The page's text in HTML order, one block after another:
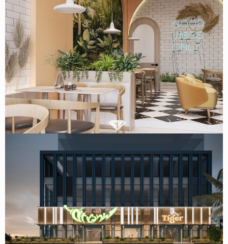
Thiết kế quán ăn vặt 44m2 tại Bắc Giang